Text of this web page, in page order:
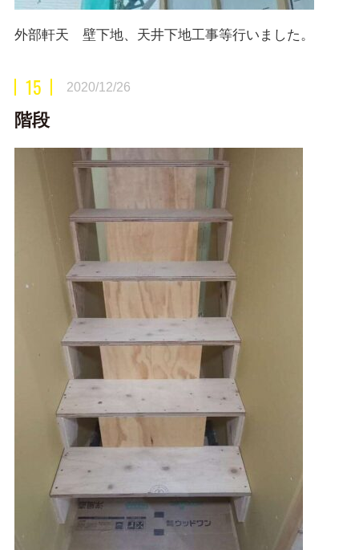
外部軒天 壁下地、天井下地工事等行いました。
15 2020/12/26
階段